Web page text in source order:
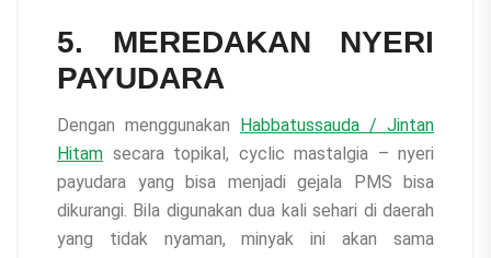
5. MEREDAKAN NYERI
PAYUDARA
Dengan menggunakan Habbatussauda / Jintan
Hitam secara topikal, cyclic mastalgia – nyeri
payudara yang bisa menjadi gejala PMS bisa
dikurangi. Bila digunakan dua kali sehari di daerah
yang tidak nyaman, minyak ini akan sama